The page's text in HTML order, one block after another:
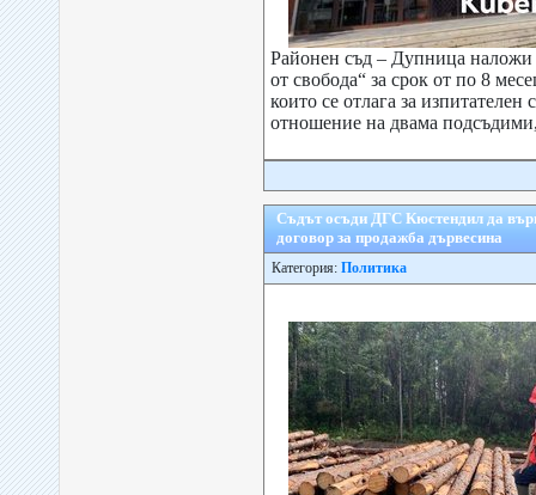
Районен съд – Дупница наложи
от свобода“ за срок от по 8
които се отлага за
отношение на двама
Съдът осъди ДГС Кюстендил да
договор за продажба дървесина
Категория: Политика